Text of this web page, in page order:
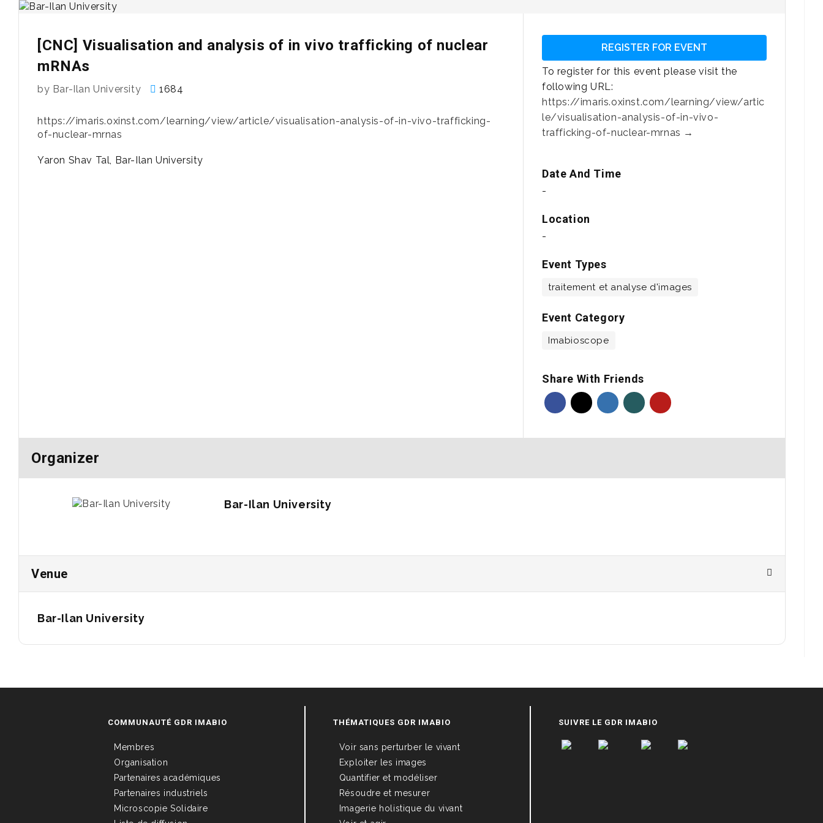
[CNC] Visualisation and analysis of in vivo trafficking of nuclear
mRNAs
by Bar-Ilan University 1684
https://imaris.oxinst.com/learning/view/article/visualisation-analysis-of-in-vivo-trafficking-
of-nuclear-mrnas
Yaron Shav Tal, Bar-Ilan University
REGISTER FOR EVENT
To register for this event please visit the
following URL:
https://imaris.oxinst.com/learning/view/artic
le/visualisation-analysis-of-in-vivo-
trafficking-of-nuclear-mrnas →
Date And Time
-
Location
-
Event Types
traitement et analyse d'images
Event Category
Imabioscope
Share With Friends
Organizer
Bar-Ilan University
Venue
Bar-Ilan University
COMMUNAUTÉ GDR IMABIO
Membres
Organisation
Partenaires académiques
Partenaires industriels
Microscopie Solidaire
THÉMATIQUES GDR IMABIO
Voir sans perturber le vivant
Exploiter les images
Quantifier et modéliser
Résoudre et mesurer
Imagerie holistique du vivant
SUIVRE LE GDR IMABIO